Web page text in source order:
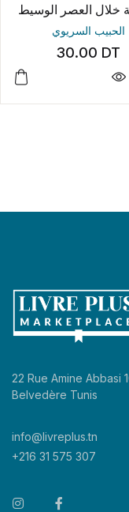
خلال العصر الوسيط
الحبيب السريوي
30.00 DT
22 Rue Amine Abbasi
Belvedère Tunis
info@livreplus.tn
+216 31 575 307